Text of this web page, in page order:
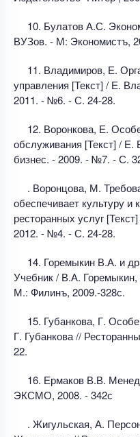
10. Булатов А.С.
ВУЗов. - М: Экономистъ,
11. Владимиров, Е.
управления [Текст] / Е.
2011. - №6. - С. 24-28.
12. Воронкова, Е.
обслуживания [Текст] / Е.
бизнес. - 2009. - №7. - С.
. Воронцова, М.
обеспечивает культуру и
ресторанных услуг
2012. - №4. - С. 24-28.
14. Горемыкин В.А. и
Учебник / В.А.
М.: Филинъ, 2009.-328с.
15. Губанкова, Г.
Г. Губанкова //
22.
16. Ермаков В.В.
ЭКСМО, 2008. - 342с
. Жигульская, А.